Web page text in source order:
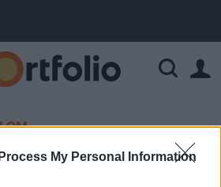
My Personal Information
az USA-ban?